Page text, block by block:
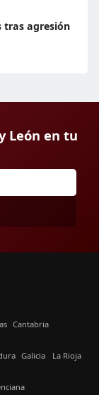
tras agresión
León en tu
Cantabria
Galicia La Rioja